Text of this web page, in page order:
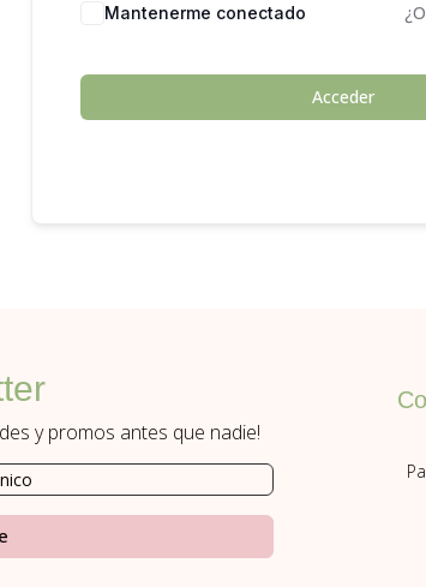
Mantenerme conectado
Acceder
y promos antes que nadie!